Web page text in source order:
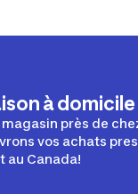
à domicile
près de
vos achats
au Canada!